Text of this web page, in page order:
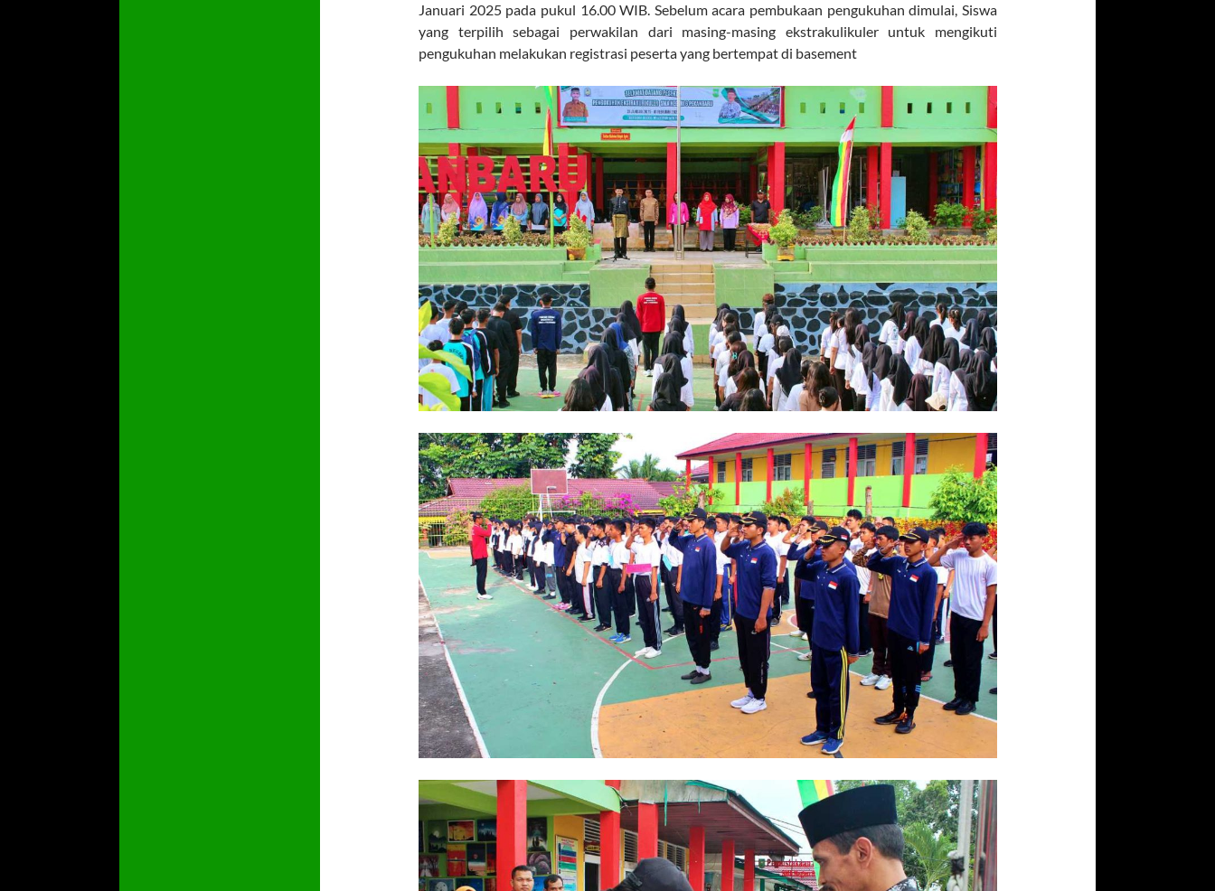
Januari 2025 pada pukul 16.00 WIB. Sebelum acara pembukaan pengukuhan dimulai, Siswa
yang terpilih sebagai perwakilan dari masing-masing ekstrakulikuler untuk mengikuti
pengukuhan melakukan registrasi peserta yang bertempat di basement